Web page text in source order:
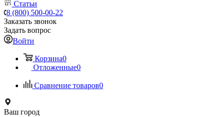
Статьи
8 (800) 500-00-22
Заказать звонок
Задать вопрос
Войти
Корзина0
Отложенные0
Сравнение товаров0
Ваш город